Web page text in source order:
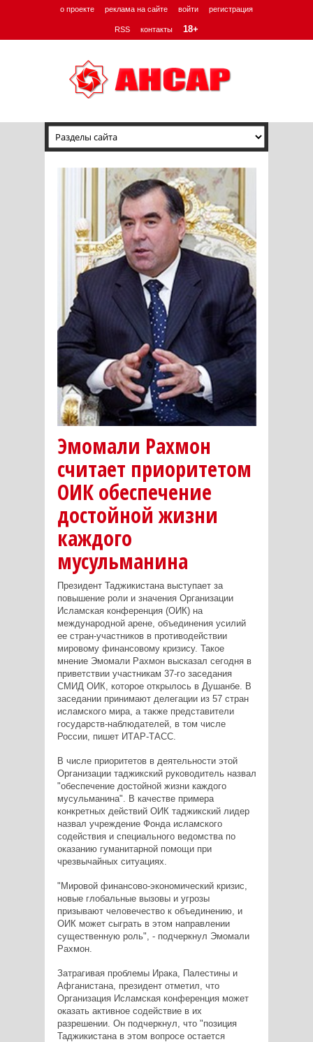
о проекте реклама на сайте войти регистрация
RSS контакты 18+
Эмомали Рахмон
считает приоритетом
ОИК обеспечение
достойной жизни
каждого
мусульманина
Президент Таджикистана выступает за
повышение роли и значения Организации
Исламская конференция (ОИК) на
международной арене, объединения усилий
ее стран-участников в противодействии
мировому финансовому кризису. Такое
мнение Эмомали Рахмон высказал сегодня в
приветствии участникам 37-го заседания
СМИД ОИК, которое открылось в Душанбе. В
заседании принимают делегации из 57 стран
исламского мира, а также представители
государств-наблюдателей, в том числе
России, пишет ИТАР-ТАСС.
В числе приоритетов в деятельности этой
Организации таджикский руководитель назвал
"обеспечение достойной жизни каждого
мусульманина". В качестве примера
конкретных действий ОИК таджикский лидер
назвал учреждение Фонда исламского
содействия и специального ведомства по
оказанию гуманитарной помощи при
чрезвычайных ситуациях.
"Мировой финансово-экономический кризис,
новые глобальные вызовы и угрозы
призывают человечество к объединению, и
ОИК может сыграть в этом направлении
существенную роль", - подчеркнул Эмомали
Рахмон.
Затрагивая проблемы Ирака, Палестины и
Афганистана, президент отметил, что
Организация Исламская конференция может
оказать активное содействие в их
разрешении. Он подчеркнул, что "позиция
Таджикистана в этом вопросе остается